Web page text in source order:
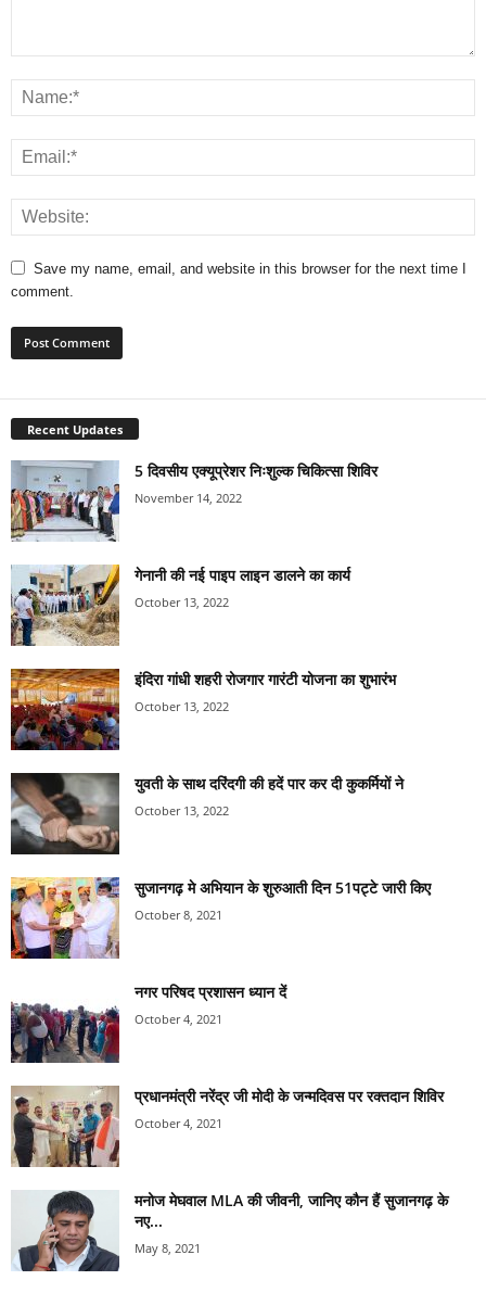
Save my name, email, and website in this browser for the next time I
comment.
Recent Updates
5 दिवसीय एक्यूप्रेशर निःशुल्क चिकित्सा शिविर
November 14, 2022
गेनानी की नई पाइप लाइन डालने का कार्य
October 13, 2022
इंदिरा गांधी शहरी रोजगार गारंटी योजना का शुभारंभ
October 13, 2022
युवती के साथ दरिंदगी की हदें पार कर दी कुकर्मियों ने
October 13, 2022
सुजानगढ़ मे अभियान के शुरुआती दिन 51पट्टे जारी किए
October 8, 2021
नगर परिषद प्रशासन ध्यान दें
October 4, 2021
प्रधानमंत्री नरेंद्र जी मोदी के जन्मदिवस पर रक्तदान शिविर
October 4, 2021
मनोज मेघवाल MLA की जीवनी, जानिए कौन हैं सुजानगढ़ के
नए...
May 8, 2021